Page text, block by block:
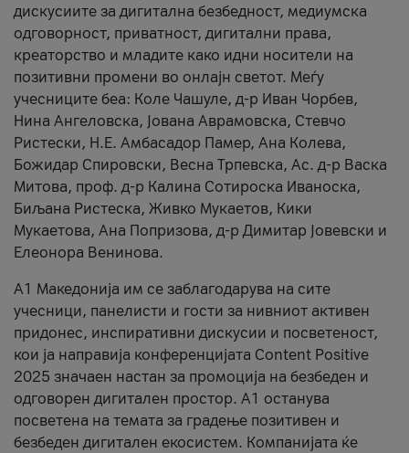
дискусиите за дигитална безбедност, медиумска
одговорност, приватност, дигитални права,
креаторство и младите како идни носители на
позитивни промени во онлајн светот. Меѓу
учесниците беа: Коле Чашуле, д-р Иван Чорбев,
Нина Ангеловска, Јована Аврамовска, Стевчо
Ристески, Н.Е. Амбасадор Памер, Ана Колева,
Божидар Спировски, Весна Трпевска, Ас. д-р Васка
Митова, проф. д-р Калина Сотироска Иваноска,
Биљана Ристеска, Живко Мукаетов, Кики
Мукаетова, Ана Попризова, д-р Димитар Јовевски и
Елеонора Венинова.
А1 Македонија им се заблагодарува на сите
учесници, панелисти и гости за нивниот активен
придонес, инспиративни дискусии и посветеност,
кои ја направија конференцијата Content Positive
2025 значаен настан за промоција на безбеден и
одговорен дигитален простор. А1 останува
посветена на темата за градење позитивен и
безбеден дигитален екосистем. Компанијата ќе